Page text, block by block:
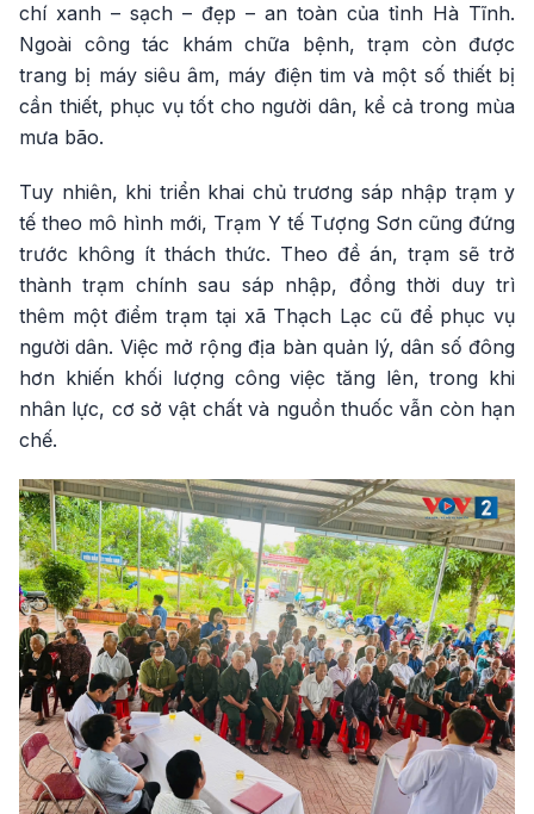
chí xanh – sạch – đẹp – an toàn của tỉnh Hà Tĩnh.
Ngoài công tác khám chữa bệnh, trạm còn được
trang bị máy siêu âm, máy điện tim và một số thiết bị
cần thiết, phục vụ tốt cho người dân, kể cả trong mùa
mưa bão.
Tuy nhiên, khi triển khai chủ trương sáp nhập trạm y
tế theo mô hình mới, Trạm Y tế Tượng Sơn cũng đứng
trước không ít thách thức. Theo đề án, trạm sẽ trở
thành trạm chính sau sáp nhập, đồng thời duy trì
thêm một điểm trạm tại xã Thạch Lạc cũ để phục vụ
người dân. Việc mở rộng địa bàn quản lý, dân số đông
hơn khiến khối lượng công việc tăng lên, trong khi
nhân lực, cơ sở vật chất và nguồn thuốc vẫn còn hạn
chế.